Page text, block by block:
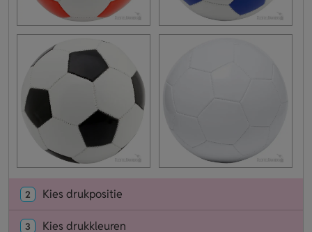
2 Kies drukpositie
3 Kies drukkleuren